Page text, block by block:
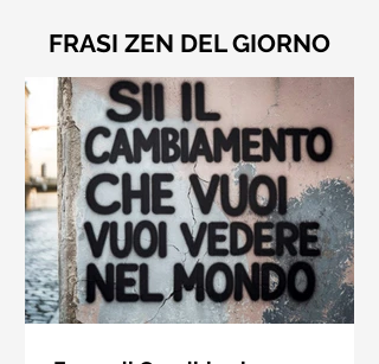
FRASI ZEN DEL GIORNO